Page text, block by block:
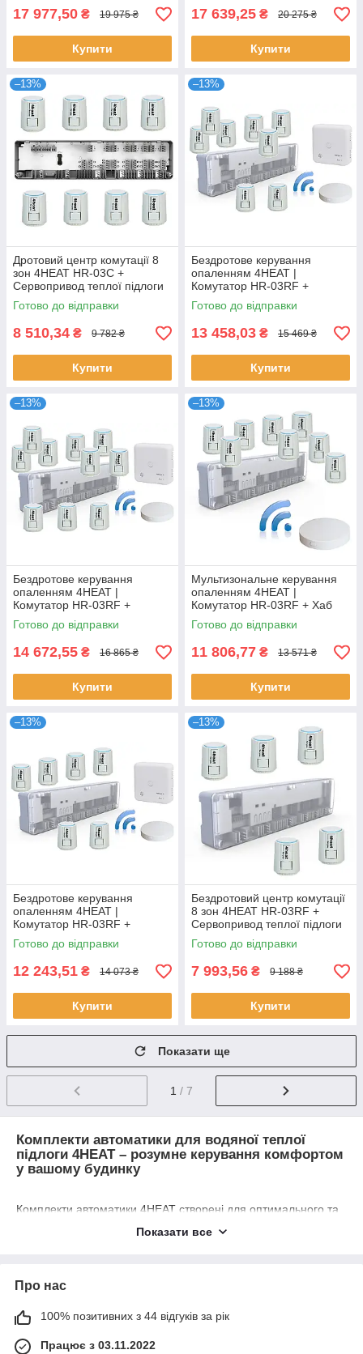
17 977,50 ₴ 19 975 ₴
Купити
17 639,25 ₴ 20 275 ₴
Купити
–13%
Дротовий центр комутації 8
зон 4HEAT HR-03C +
Сервопривод теплої підлоги
4HT.ATR (8 шт)
Готово до відправки
8 510,34 ₴ 9 782 ₴
Купити
–13%
Бездротове керування
опаленням 4HEAT |
Комутатор HR-03RF +
Приймач R06 + Хаб EGW01 +
Привод ATR (8 шт.)
Готово до відправки
13 458,03 ₴ 15 469 ₴
Купити
–13%
Бездротове керування
опаленням 4HEAT |
Комутатор HR-03RF +
Приймач R06 + Хаб EGW01 +
Привод ATR (10 шт.)
Готово до відправки
14 672,55 ₴ 16 865 ₴
Купити
–13%
Мультизональне керування
опаленням 4HEAT |
Комутатор HR-03RF + Хаб
EGW01 + Сервопривод ATR
(8 шт.)
Готово до відправки
11 806,77 ₴ 13 571 ₴
Купити
–13%
Бездротове керування
опаленням 4HEAT |
Комутатор HR-03RF +
Приймач R06 + Хаб EGW01 +
Привод ATR (6 шт.)
Готово до відправки
12 243,51 ₴ 14 073 ₴
Купити
–13%
Бездротовий центр комутації
8 зон 4HEAT HR-03RF +
Сервопривод теплої підлоги
4HT.ATR (5 шт.)
Готово до відправки
7 993,56 ₴ 9 188 ₴
Купити
Показати ще
1 / 7
Комплекти автоматики для водяної теплої
підлоги 4HEAT – розумне керування комфортом
у вашому будинку
Комплекти автоматики 4HEAT створені для оптимального та
забезпечуючи надійний та економічний розподіл тепла в
експлуатація систем стають максимально зручними як для
Основні компоненти комплекту:
Показати все
Про нас
100% позитивних з 44 відгуків за рік
Працює з 03.11.2022